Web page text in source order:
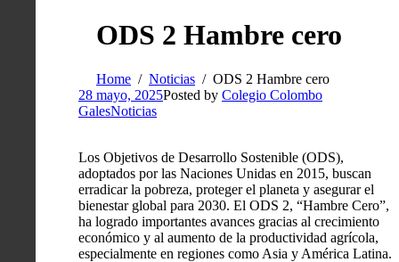
ODS 2 Hambre cero
Home Noticias
ODS 2 Hambre cero
28 mayo, 2025Posted by Colegio Colombo
GalesNoticias
Los Objetivos de Desarrollo Sostenible (ODS),
adoptados por las Naciones Unidas en 2015, buscan
erradicar la pobreza, proteger el planeta y asegurar el
bienestar global para 2030. El ODS 2, “Hambre Cero”,
ha logrado importantes avances gracias al crecimiento
económico y al aumento de la productividad agrícola,
especialmente en regiones como Asia y América Latina.